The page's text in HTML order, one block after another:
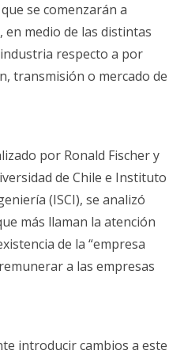
se comenzarán a
medio de las distintas
respecto a por
transmisión o mercado de
por Ronald Fischer y
de Chile e Instituto
(ISCI), se analizó
más llaman la atención
de la “empresa
a las empresas
introducir cambios a este